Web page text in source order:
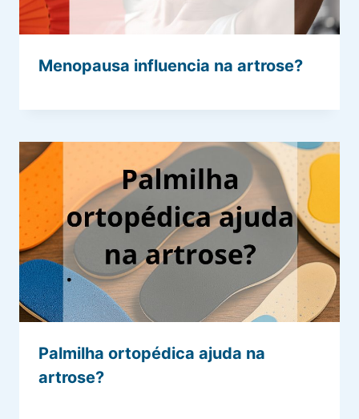
Menopausa influencia na artrose?
Palmilha ortopédica ajuda na
artrose?